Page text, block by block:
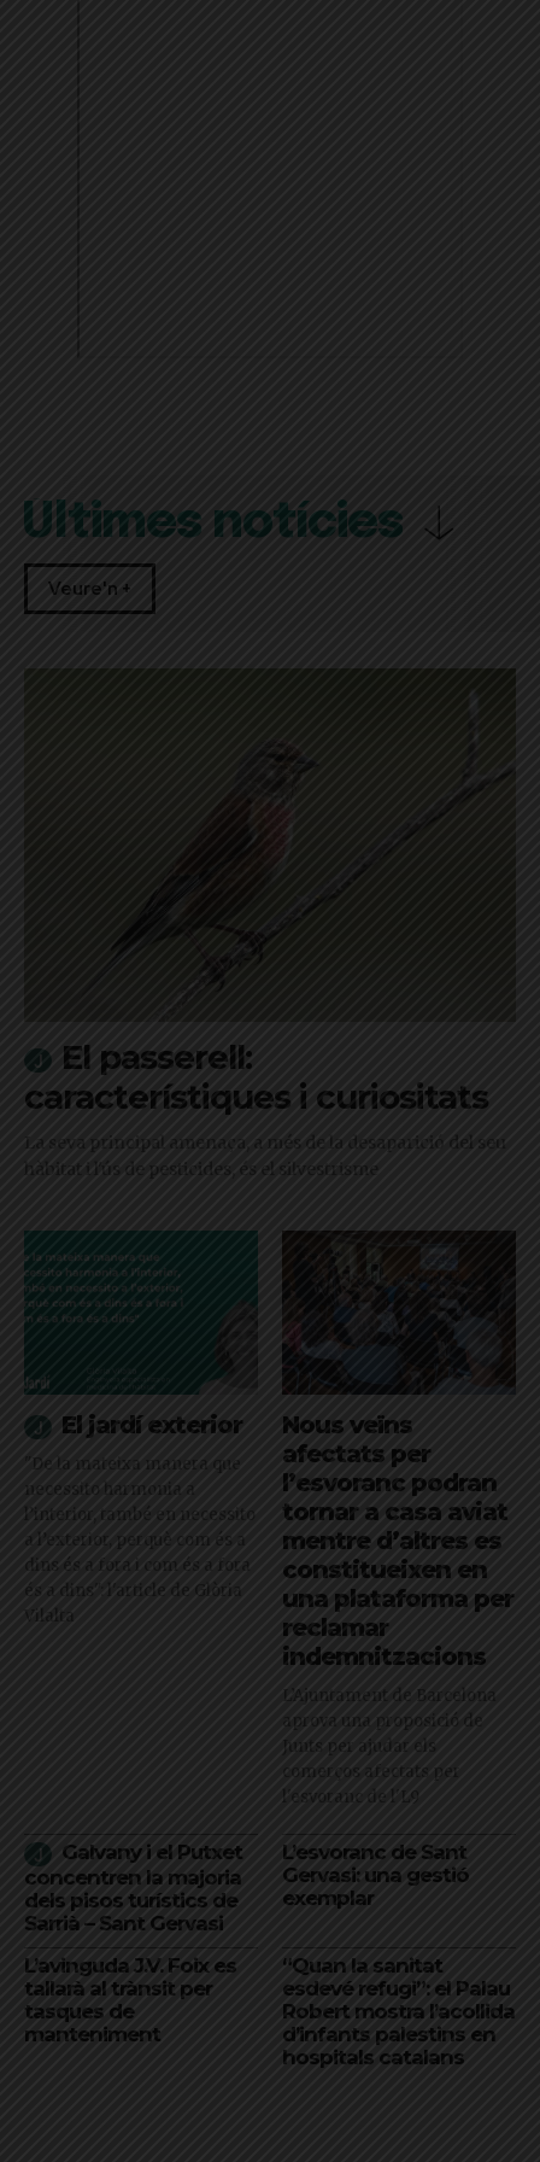
Últimes notícies
Veure'n +
El passerell:
característiques i curiositats
La seva principal amenaça, a més de la desaparició del seu
hàbitat i l'ús de pesticides, és el silvestrisme
El jardí exterior
"De la mateixa manera que
necessito harmonia a
l’interior, també en necessito
a l’exterior, perquè com és a
dins és a fora i com és a fora
és a dins": l'article de Glòria
Vilalta
Nous veïns
afectats per
l’esvoranc podran
tornar a casa aviat
mentre d’altres es
constitueixen en
una plataforma per
reclamar
indemnitzacions
L’Ajuntament de Barcelona
aprova una proposició de
Junts per ajudar els
comerços afectats per
l'esvoranc de l'L9
Galvany i el Putxet
concentren la majoria
dels pisos turístics de
Sarrià – Sant Gervasi
L’esvoranc de Sant
Gervasi: una gestió
exemplar
L’avinguda J.V. Foix es
tallarà al trànsit per
tasques de
manteniment
“Quan la sanitat
esdevé refugi”: el Palau
Robert mostra l’acollida
d’infants palestins en
hospitals catalans